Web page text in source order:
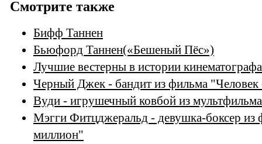
Смотрите также
Бифф Таннен
Бьюфорд Таннен(«Бешеный Пёс»)
Лучшие вестерны в истории
Черный Джек - бандит из фильма "Человек
Вуди - игрушечный ковбой из
Мэгги Фитцджеральд - девушка-боксер
миллион"